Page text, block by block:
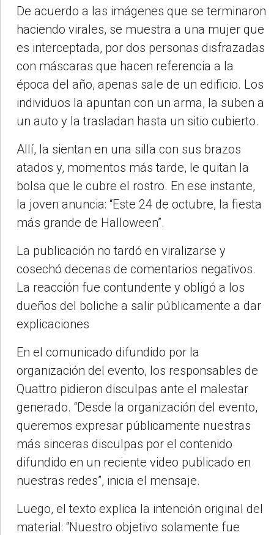
De acuerdo a las imágenes que se terminaron
haciendo virales, se muestra a una mujer que
es interceptada, por dos personas disfrazadas
con máscaras que hacen referencia a la
época del año, apenas sale de un edificio. Los
individuos la apuntan con un arma, la suben a
un auto y la trasladan hasta un sitio cubierto.
Allí, la sientan en una silla con sus brazos
atados y, momentos más tarde, le quitan la
bolsa que le cubre el rostro. En ese instante,
la joven anuncia: “Este 24 de octubre, la fiesta
más grande de Halloween”.
La publicación no tardó en viralizarse y
cosechó decenas de comentarios negativos.
La reacción fue contundente y obligó a los
dueños del boliche a salir públicamente a dar
explicaciones
En el comunicado difundido por la
organización del evento, los responsables de
Quattro pidieron disculpas ante el malestar
generado. “Desde la organización del evento,
queremos expresar públicamente nuestras
más sinceras disculpas por el contenido
difundido en un reciente video publicado en
nuestras redes”, inicia el mensaje.
Luego, el texto explica la intención original del
material: “Nuestro objetivo solamente fue